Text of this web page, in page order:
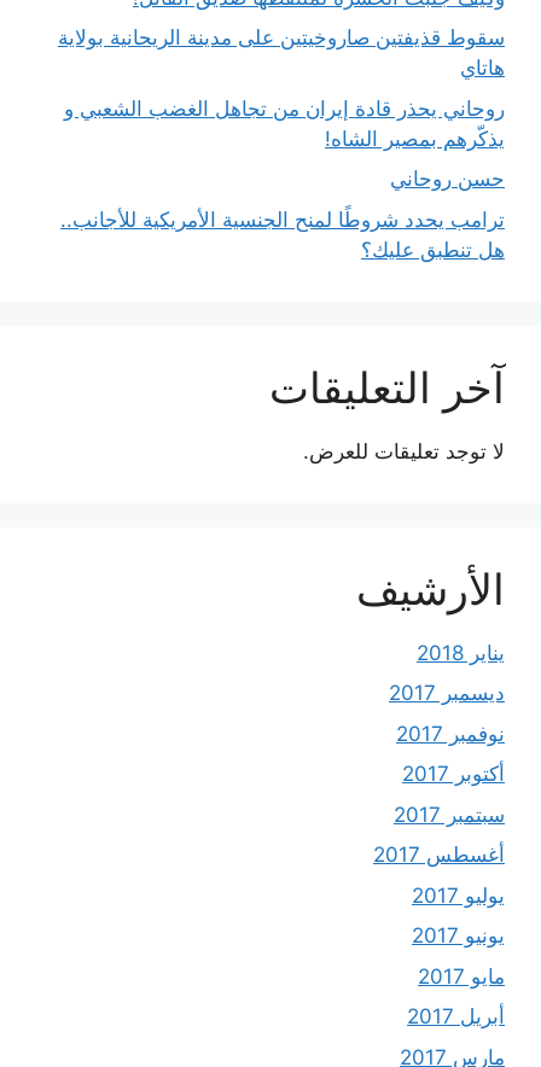
سقوط قذيفتين صاروخيتين على مدينة الريحانية بولاية
هاتاي
روحاني يحذر قادة إيران من تجاهل الغضب الشعبي و
يذكّرهم بمصير الشاه!
حسن روحاني
ترامب يحدد شروطًا لمنح الجنسية الأمريكية للأجانب..
هل تنطبق عليك؟
آخر التعليقات
لا توجد تعليقات للعرض.
الأرشيف
يناير 2018
ديسمبر 2017
نوفمبر 2017
أكتوبر 2017
سبتمبر 2017
أغسطس 2017
يوليو 2017
يونيو 2017
مايو 2017
أبريل 2017
مارس 2017